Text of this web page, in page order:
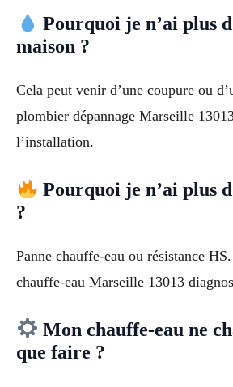
Pourquoi je n’ai plus
maison ?
Cela peut venir d’une coupure ou
plombier dépannage Marseille
l’installation.
Pourquoi je n’ai plus
?
Panne chauffe-eau ou résistance
chauffe-eau Marseille 13013
Mon chauffe-eau ne
que faire ?